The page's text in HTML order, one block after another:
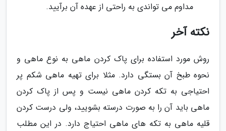
مداوم می تواندی به راحتی از عهده آن برآیید.
نکته آخر
روش مورد استفاده برای پاک کردن ماهی به نوع ماهی و
نحوه طبخ آن بستگی دارد. مثلا برای تهیه ماهی شکم پر
احتیاجی به تکه کردن ماهی نیست و پس از پاک کردن
ماهی باید آن را به صورت درسته بشویید، ولی درست کردن
قلیه ماهی به تکه های ماهی احتیاج دارد. در این مطلب